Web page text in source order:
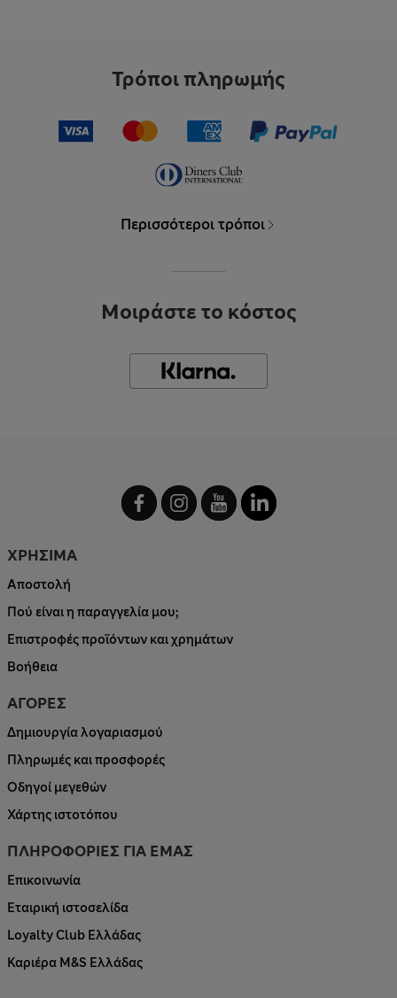
Τρόποι πληρωμής
Περισσότεροι τρόποι
Μοιράστε το κόστος
ΧΡΗΣΙΜΑ
Αποστολή
Πού είναι η παραγγελία μου;
Επιστροφές προϊόντων και χρημάτων
Βοήθεια
ΑΓΟΡΕΣ
Δημιουργία λογαριασμού
Πληρωμές και προσφορές
Οδηγοί μεγεθών
Χάρτης ιστοτόπου
ΠΛΗΡΟΦΟΡΙΕΣ ΓΙΑ ΕΜΑΣ
Επικοινωνία
Εταιρική ιστοσελίδα
Loyalty Club Ελλάδας
Καριέρα M&S Ελλάδας